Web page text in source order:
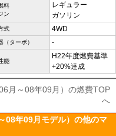
料
ン
レギュラー
ガソリン
式 4WD
（ターボ） -
能
H22年度燃費基準
+20%達成
月～08年09月）の燃費TOP
へ
08年09月モデル）の他のマ